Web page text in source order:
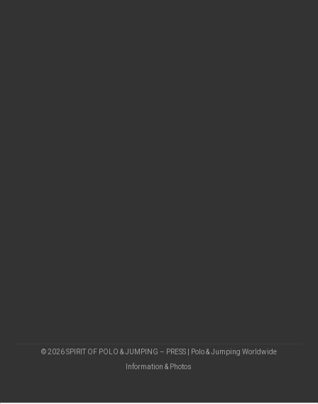
© 2026 SPIRIT OF POLO & JUMPING – PRESS | Polo & Jumping Worldwide
Information & Photos